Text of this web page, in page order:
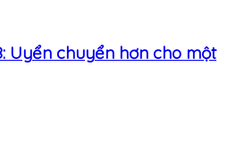
Uyển chuyển hơn cho một